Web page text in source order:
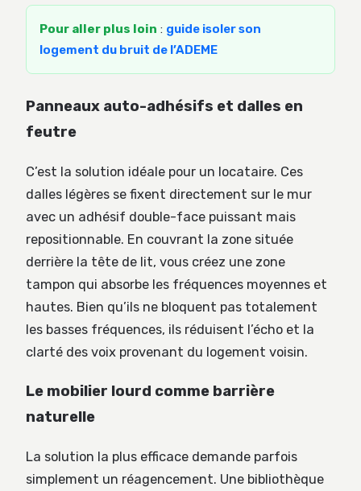
Pour aller plus loin : guide isoler son
logement du bruit de l’ADEME
Panneaux auto-adhésifs et dalles en
feutre
C’est la solution idéale pour un locataire. Ces
dalles légères se fixent directement sur le mur
avec un adhésif double-face puissant mais
repositionnable. En couvrant la zone située
derrière la tête de lit, vous créez une zone
tampon qui absorbe les fréquences moyennes et
hautes. Bien qu’ils ne bloquent pas totalement
les basses fréquences, ils réduisent l’écho et la
clarté des voix provenant du logement voisin.
Le mobilier lourd comme barrière
naturelle
La solution la plus efficace demande parfois
simplement un réagencement. Une bibliothèque